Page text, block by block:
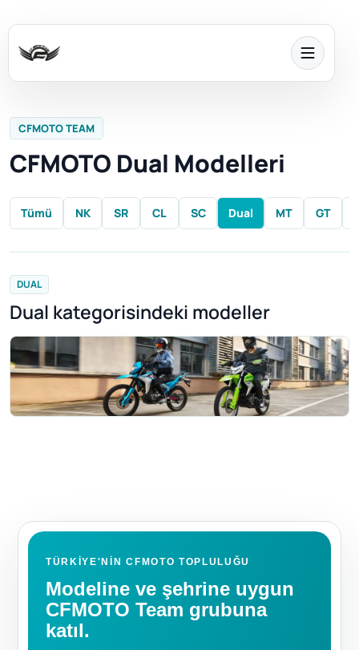
CFMOTO TEAM
CFMOTO Dual Modelleri
Tümü NK SR CL SC Dual MT GT
DUAL
Dual kategorisindeki modeller
TÜRKIYE'NIN CFMOTO TOPLULUĞU
Modeline ve şehrine uygun
CFMOTO Team grubuna
katıl.